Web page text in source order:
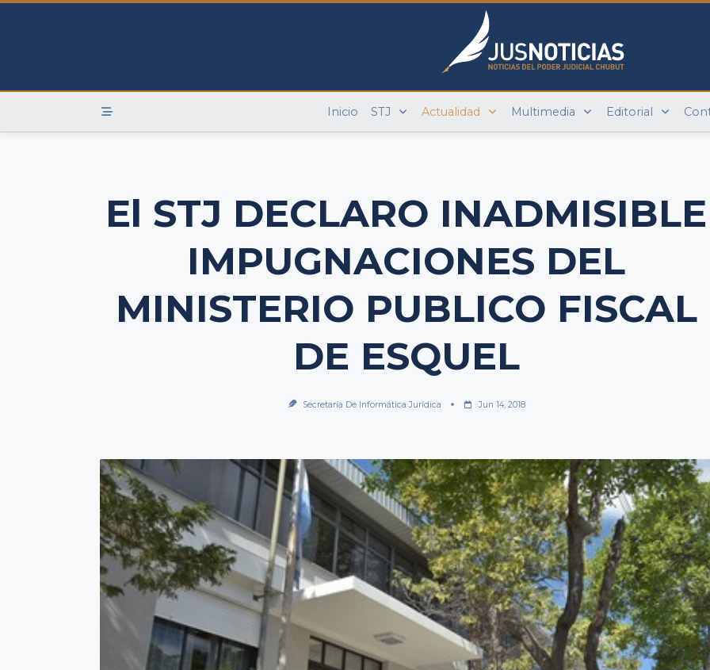
Skip
Inicio STJ Actualidad Multimedia Editorial
El STJ DECLARO INADMISIBLE
IMPUGNACIONES DEL
MINISTERIO PUBLICO FISCAL
DE ESQUEL
Secretaría De Informática Jurídica Jun 14, 2018